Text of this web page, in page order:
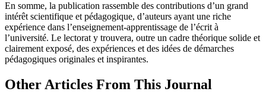
En somme, la publication rassemble des contributions d’un grand
intérêt scientifique et pédagogique, d’auteurs ayant une riche
expérience dans l’enseignement-apprentissage de l’écrit à
l’université. Le lectorat y trouvera, outre un cadre théorique solide et
clairement exposé, des expériences et des idées de démarches
pédagogiques originales et inspirantes.
Other Articles From This Journal